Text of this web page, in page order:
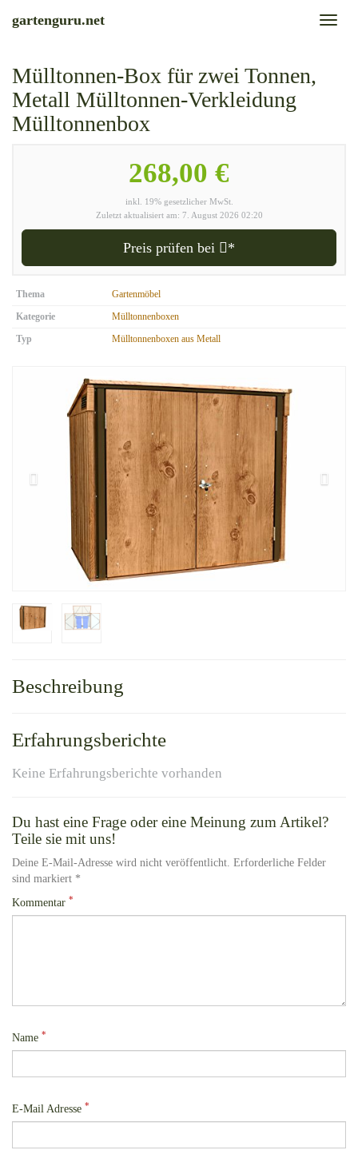
Toggle
gartenguru.net
Mülltonnen-Box für zwei Tonnen,
Metall Mülltonnen-Verkleidung
Mülltonnenbox
268,00 €
inkl. 19% gesetzlicher MwSt.
Zuletzt aktualisiert am: 7. August 2026 02:20
Preis prüfen bei *
Thema
Gartenmöbel
Kategorie
Mülltonnenboxen
Typ
Mülltonnenboxen aus Metall
Beschreibung
Erfahrungsberichte
Keine Erfahrungsberichte vorhanden
Du hast eine Frage oder eine Meinung zum Artikel?
Teile sie mit uns!
Deine E-Mail-Adresse wird nicht veröffentlicht. Erforderliche Felder
sind markiert *
Kommentar *
Name *
E-Mail Adresse *